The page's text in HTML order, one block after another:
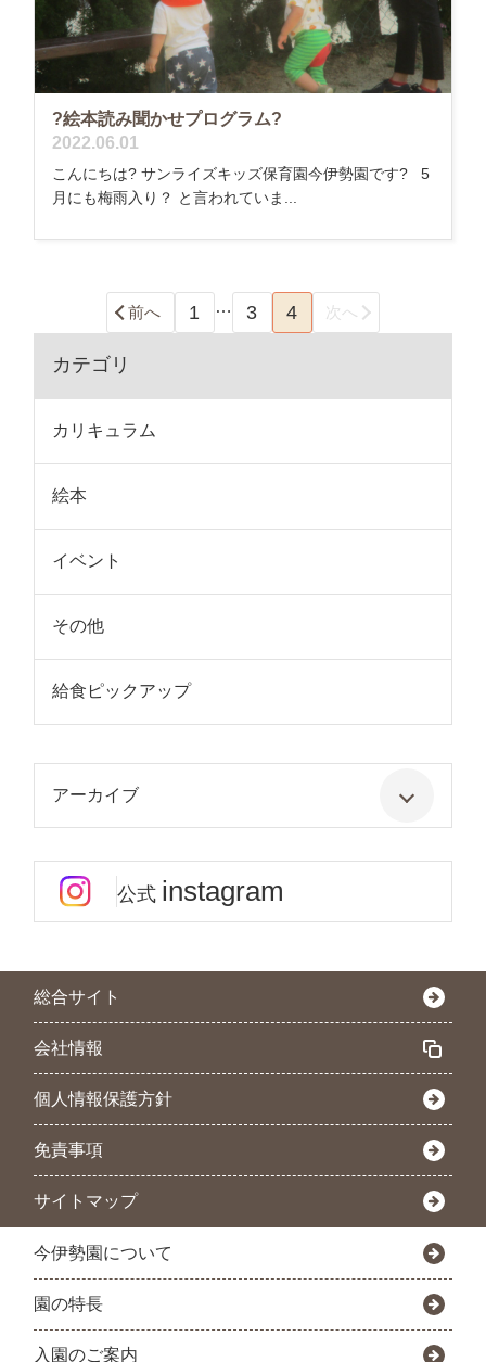
?絵本読み聞かせプログラム?
2022.06.01
こんにちは? サンライズキッズ保育園今伊勢園です? 5
月にも梅雨入り？ と言われていま...
前へ 1 … 3 4 次へ
カテゴリ
カリキュラム
絵本
イベント
その他
給食ピックアップ
アーカイブ
公式 instagram
総合サイト
会社情報
個人情報保護方針
免責事項
サイトマップ
今伊勢園について
園の特長
入園のご案内